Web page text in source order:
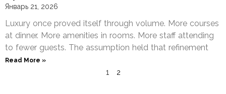
Январь 21, 2026
Luxury once proved itself through volume. More courses
at dinner. More amenities in rooms. More staff attending
to fewer guests. The assumption held that refinement
Read More »
1 2